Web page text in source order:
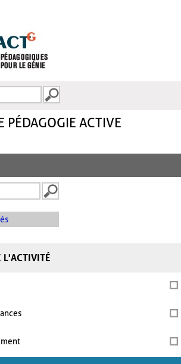
PÉDAGOGIE ACTIVE
L'ACTIVITÉ